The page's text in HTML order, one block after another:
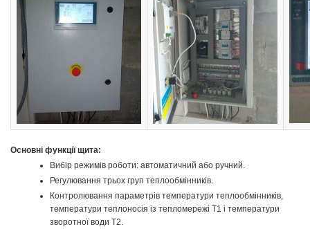
Основні функції щита:
Вибір режимів роботи: автоматичний або ручний.
Регулювання трьох груп теплообмінників.
Контролювання параметрів температури теплообмінників,
температури теплоносія із тепломережі Т1 і температури
зворотної води Т2.